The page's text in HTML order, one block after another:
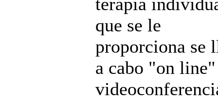
que se le
proporciona se
a cabo "on